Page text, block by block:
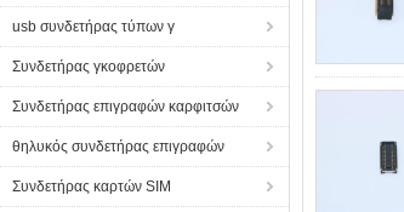
usb συνδετήρας τύπων γ
Συνδετήρας γκοφρετών
Συνδετήρας επιγραφών καρφιτσών
θηλυκός συνδετήρας επιγραφών
Συνδετήρας καρτών SIM